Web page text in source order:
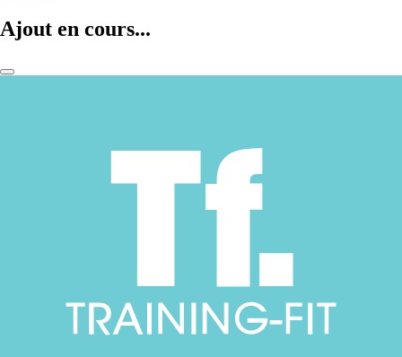
Ajout en cours...